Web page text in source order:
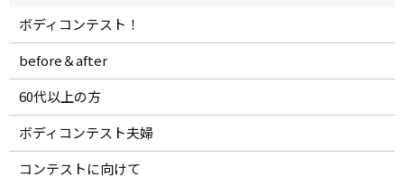
ボディコンテスト！
before＆after
60代以上の方
ボディコンテスト夫婦
コンテストに向けて